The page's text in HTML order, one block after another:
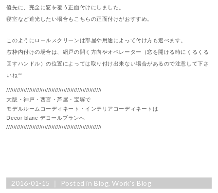
優先に、完全に窓を覆う正面付けにしました。
寝室など遮光したい場合もこちらの正面付けがおすすめ。
このようにロールスクリーンは部屋や用途によって付け方も選べます。
窓枠内付けの場合は、網戸の開く方向やオペレーター（窓を開ける時にくるくる
回すハンドル）の位置によっては取り付け出来ない場合があるので注意して下さ
いね**
///////////////////////////////////////////////////////
大阪・神戸・西宮・芦屋・宝塚で
モデルルームコーディネート・インテリアコーディネートは
Decor blanc デコールブランへ
///////////////////////////////////////////////////////
2016-01-15 ｜ Posted in Blog,Work's Blog